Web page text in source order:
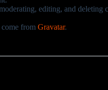
editing, and deleting
come from Gravatar.